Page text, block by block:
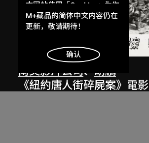
南美影片公司、 胡鵬
《紐約唐人街碎屍案》電
本网站使用「Cookies」为你
提供最好的网站体验。
了解更多
明白
M+藏品的简体中文内容仍在
更新，敬请期待！
确认